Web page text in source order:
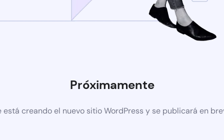
Próximamente
está creando el nuevo sitio WordPress y se publicará en